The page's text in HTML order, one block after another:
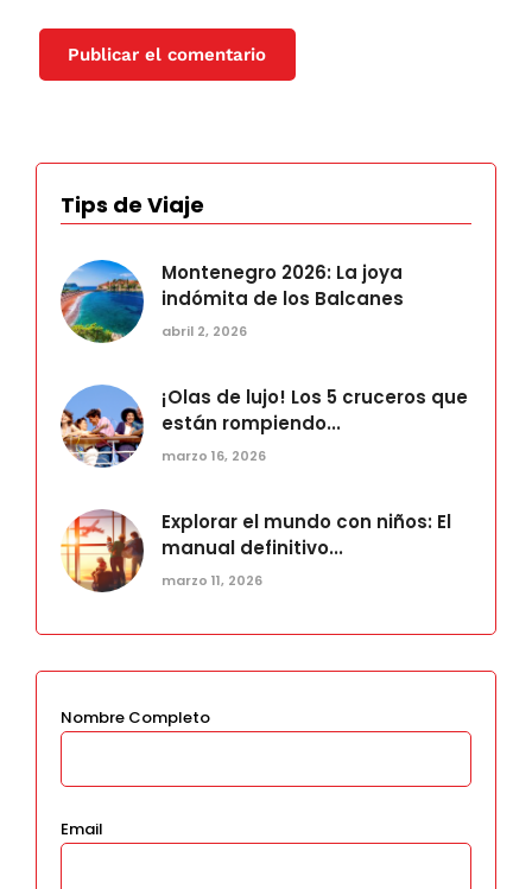
Tips de Viaje
Montenegro 2026: La joya
indómita de los Balcanes
abril 2, 2026
¡Olas de lujo! Los 5 cruceros que
están rompiendo...
marzo 16, 2026
Explorar el mundo con niños: El
manual definitivo...
marzo 11, 2026
Nombre Completo
Email